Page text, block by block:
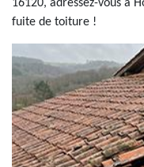
16120, adressez-vous à
fuite de toiture !